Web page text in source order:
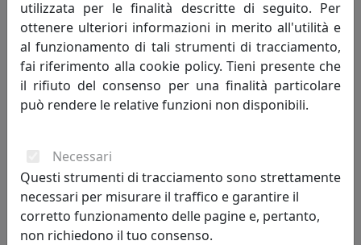
502,55 €
PICCOLA CONSOLLE ELEGANTE DI DESIGN BALLERINA, COD.
utilizzata per le finalità descritte di seguito. Per
ottenere ulteriori informazioni in merito all'utilità e
al funzionamento di tali strumenti di tracciamento,
fai riferimento alla cookie policy. Tieni presente che
il rifiuto del consenso per una finalità particolare
può rendere le relative funzioni non disponibili.
Necessari
Questi strumenti di tracciamento sono strettamente
necessari per misurare il traffico e garantire il
corretto funzionamento delle pagine e, pertanto,
non richiedono il tuo consenso.